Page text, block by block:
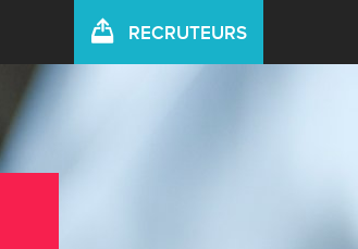
RECRUTEURS